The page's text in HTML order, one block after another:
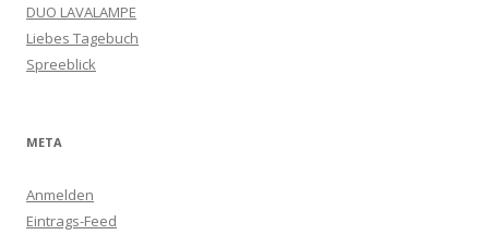
DUO LAVALAMPE
Liebes Tagebuch
Spreeblick
META
Anmelden
Eintrags-Feed